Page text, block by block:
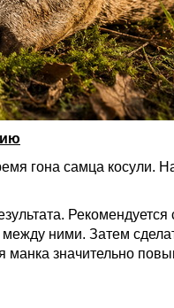
гона самца косули.
ними. Затем
манка значительно